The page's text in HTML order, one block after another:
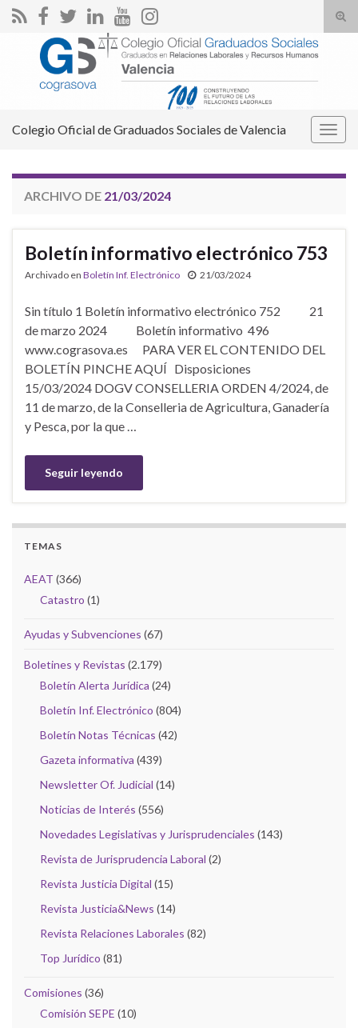
el
Search for:
Colegio Oficial de Graduados Sociales de Valencia
ARCHIVO DE 21/03/2024
Boletín informativo electrónico 753
Archivado en Boletín Inf. Electrónico 21/03/2024
Sin título 1 Boletín informativo electrónico 752 21
de marzo 2024 Boletín informativo 496
www.cograsova.es PARA VER EL CONTENIDO DEL
BOLETÍN PINCHE AQUÍ Disposiciones
15/03/2024 DOGV CONSELLERIA ORDEN 4/2024, de
11 de marzo, de la Conselleria de Agricultura, Ganadería
y Pesca, por la que …
Seguir leyendo
TEMAS
AEAT (366)
Catastro (1)
Ayudas y Subvenciones (67)
Boletines y Revistas (2.179)
Boletín Alerta Jurídica (24)
Boletín Inf. Electrónico (804)
Boletín Notas Técnicas (42)
Gazeta informativa (439)
Newsletter Of. Judicial (14)
Noticias de Interés (556)
Novedades Legislativas y Jurisprudenciales (143)
Revista de Jurisprudencia Laboral (2)
Revista Justicia Digital (15)
Revista Justicia&News (14)
Revista Relaciones Laborales (82)
Top Jurídico (81)
Comisiones (36)
Comisión SEPE (10)